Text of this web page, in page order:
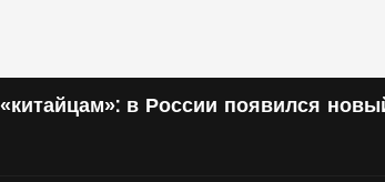
в России появился